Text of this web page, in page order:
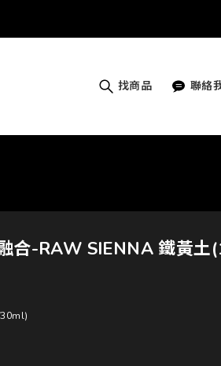
找商品 聯絡
合-RAW SIENNA 鐵黃土